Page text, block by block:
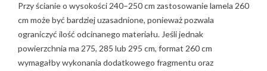
Przy ścianie o wysokości 240–250 cm zastosowanie lamela 260
cm może być bardziej uzasadnione, ponieważ pozwala
ograniczyć ilość odcinanego materiału. Jeśli jednak
powierzchnia ma 275, 285 lub 295 cm, format 260 cm
wymagałby wykonania dodatkowego fragmentu oraz